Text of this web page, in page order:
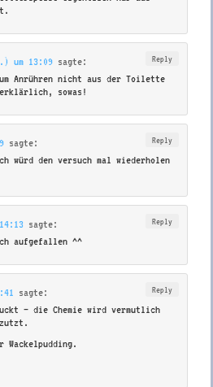
um 13:09 sagte: Reply
Anrühren nicht aus der Toilette
sowas!
sagte: Reply
den versuch mal wiederholen
sagte: Reply
aufgefallen ^^
sagte: Reply
– die Chemie wird vermutlich